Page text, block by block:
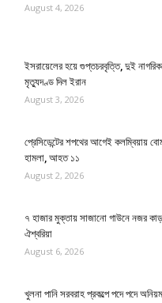
August 4, 2026
ইসরায়েলের হয়ে গুপ্তচরবৃত্তি, দুই
মৃত্যুদণ্ড দিল ইরান
August 3, 2026
প্রেসিডেন্টের শপথের আগেই কলম্বিয়ায়
হামলা, আহত ১১
August 2, 2026
৭ হাজার মুক্তায় সাজানো গাউনে নজর
ঐশ্বরিয়া
August 6, 2026
খুলনা পানি সরবরাহ প্রকল্পে পদে পদে